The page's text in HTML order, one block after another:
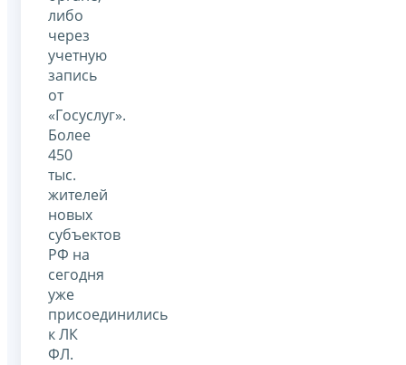
либо
через
учетную
запись
от
«Госуслуг».
Более
450
тыс.
жителей
новых
субъектов
РФ на
сегодня
уже
присоединились
к ЛК
ФЛ.